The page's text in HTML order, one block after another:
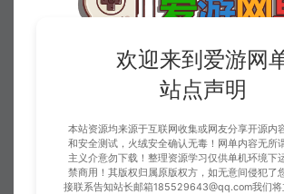
欢迎来到爱游网
站点声明
本站资源均来源于互联网收集或网友分享开源内
和安全测试，火绒安全确认无毒！网单内容无所
主义介意勿下载！整理资源学习仅供单机环境下
禁商用！其版权归属原版权方，如无意间侵犯了
接联系告知站长邮箱185529643@qq.com我们将